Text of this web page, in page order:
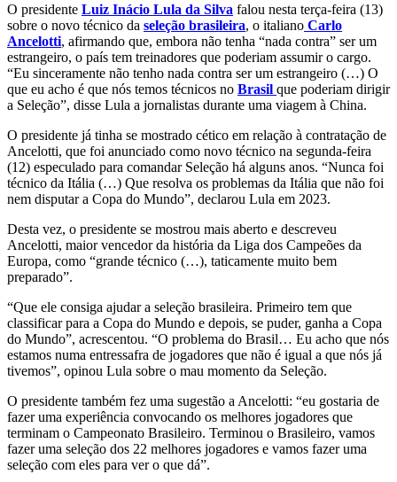
O presidente Luiz Inácio Lula da Silva falou nesta terça-feira (13)
sobre o novo técnico da seleção brasileira, o italiano Carlo
Ancelotti, afirmando que, embora não tenha “nada contra” ser um
estrangeiro, o país tem treinadores que poderiam assumir o cargo.
“Eu sinceramente não tenho nada contra ser um estrangeiro (…) O
que eu acho é que nós temos técnicos no Brasil que poderiam dirigir
a Seleção”, disse Lula a jornalistas durante uma viagem à China.
O presidente já tinha se mostrado cético em relação à contratação de
Ancelotti, que foi anunciado como novo técnico na segunda-feira
(12) especulado para comandar Seleção há alguns anos. “Nunca foi
técnico da Itália (…) Que resolva os problemas da Itália que não foi
nem disputar a Copa do Mundo”, declarou Lula em 2023.
Desta vez, o presidente se mostrou mais aberto e descreveu
Ancelotti, maior vencedor da história da Liga dos Campeões da
Europa, como “grande técnico (…), taticamente muito bem
preparado”.
“Que ele consiga ajudar a seleção brasileira. Primeiro tem que
classificar para a Copa do Mundo e depois, se puder, ganha a Copa
do Mundo”, acrescentou. “O problema do Brasil… Eu acho que nós
estamos numa entressafra de jogadores que não é igual a que nós já
tivemos”, opinou Lula sobre o mau momento da Seleção.
O presidente também fez uma sugestão a Ancelotti: “eu gostaria de
fazer uma experiência convocando os melhores jogadores que
terminam o Campeonato Brasileiro. Terminou o Brasileiro, vamos
fazer uma seleção dos 22 melhores jogadores e vamos fazer uma
seleção com eles para ver o que dá”.